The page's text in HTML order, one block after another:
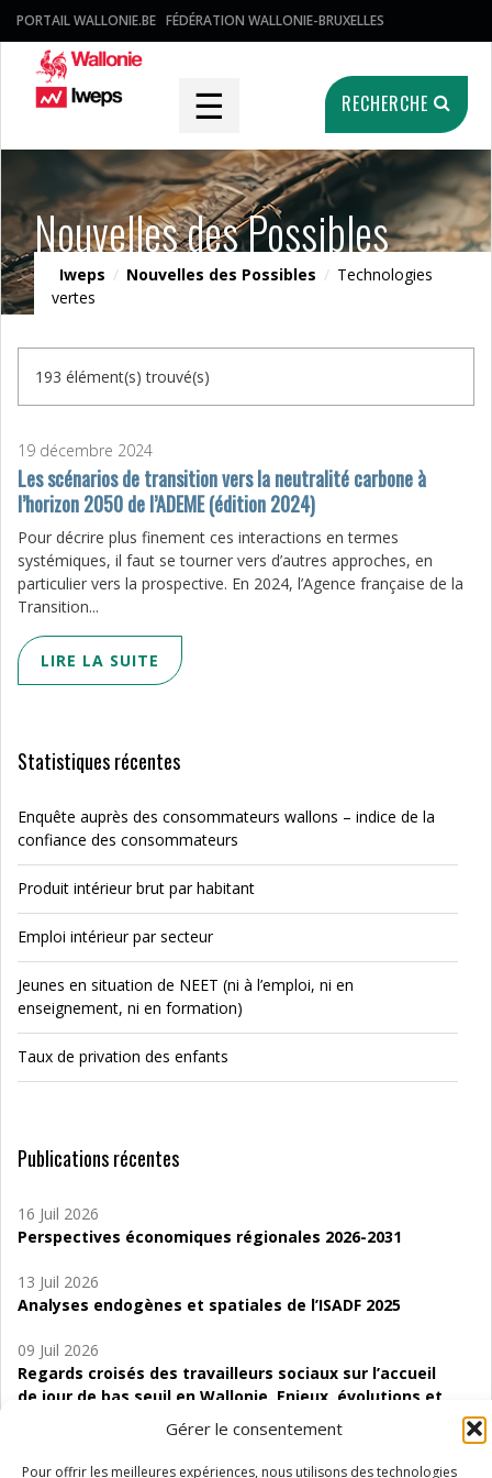
Gérer le consentement
Pour offrir les meilleures expériences, nous utilisons des technologies
PORTAIL WALLONIE.BE FÉDÉRATION WALLONIE-BRUXELLES
☰ RECHERCHE
Nouvelles des Possibles
Iweps / Nouvelles des Possibles / Technologies
vertes
193 élément(s) trouvé(s)
19 décembre 2024
Les scénarios de transition vers la neutralité carbone à
l’horizon 2050 de l’ADEME (édition 2024)
Pour décrire plus finement ces interactions en termes
systémiques, il faut se tourner vers d’autres approches, en
particulier vers la prospective. En 2024, l’Agence française de la
Transition...
LIRE LA SUITE
Statistiques récentes
Enquête auprès des consommateurs wallons – indice de la
confiance des consommateurs
Produit intérieur brut par habitant
Emploi intérieur par secteur
Jeunes en situation de NEET (ni à l’emploi, ni en
enseignement, ni en formation)
Taux de privation des enfants
Publications récentes
16 Juil 2026
Perspectives économiques régionales 2026-2031
13 Juil 2026
Analyses endogènes et spatiales de l’ISADF 2025
09 Juil 2026
Regards croisés des travailleurs sociaux sur l’accueil
de jour de bas seuil en Wallonie. Enjeux, évolutions et
06 Juil 2026